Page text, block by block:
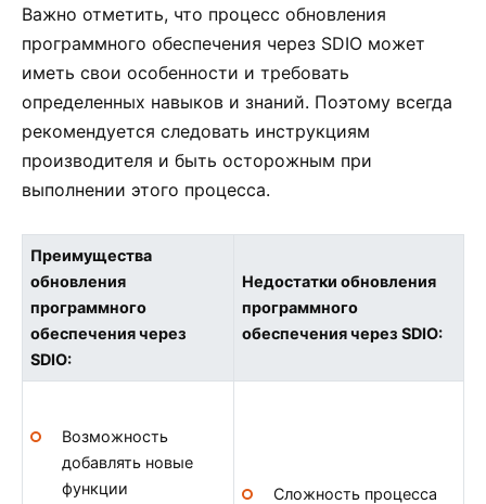
Важно отметить, что процесс обновления
программного обеспечения через SDIO может
иметь свои особенности и требовать
определенных навыков и знаний. Поэтому всегда
рекомендуется следовать инструкциям
производителя и быть осторожным при
выполнении этого процесса.
Преимущества
обновления
программного
обеспечения через
SDIO:
Недостатки обновления
программного
обеспечения через SDIO:
Возможность
добавлять новые
функции
Сложность процесса